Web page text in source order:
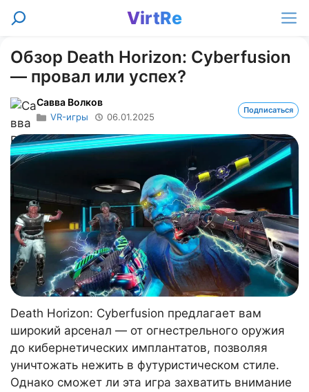
Перейти
VirtRe
Поиск
Обзор Death Horizon: Cyberfusion
— провал или успех?
Савва Волков
VR-игры 06.01.2025
Подписаться
Death Horizon: Cyberfusion предлагает вам
широкий арсенал — от огнестрельного оружия
до кибернетических имплантатов, позволяя
уничтожать нежить в футуристическом стиле.
Однако сможет ли эта игра захватить внимание